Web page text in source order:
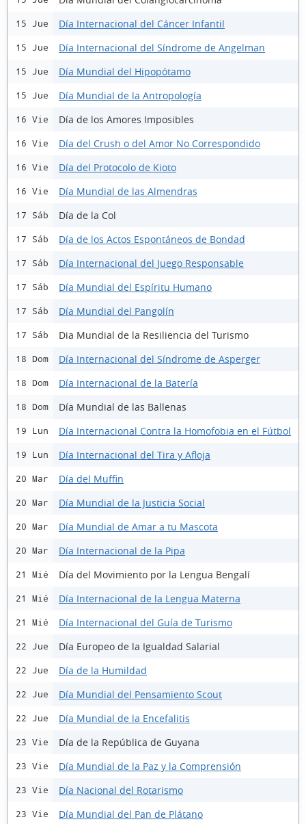
15 Jue Día Internacional del Cáncer Infantil
15 Jue Día Internacional del Síndrome de Angelman
15 Jue Día Mundial del Hipopótamo
15 Jue Día Mundial de la Antropología
16 Vie Día de los Amores Imposibles
16 Vie Día del Crush o del Amor No Correspondido
16 Vie Día del Protocolo de Kioto
16 Vie Día Mundial de las Almendras
17 Sáb Día de la Col
17 Sáb Día de los Actos Espontáneos de Bondad
17 Sáb Día Internacional del Juego Responsable
17 Sáb Día Mundial del Espíritu Humano
17 Sáb Día Mundial del Pangolín
17 Sáb Dia Mundial de la Resiliencia del Turismo
18 Dom Día Internacional del Síndrome de Asperger
18 Dom Día Internacional de la Batería
18 Dom Día Mundial de las Ballenas
19 Lun Día Internacional Contra la Homofobia en el Fútbol
19 Lun Día Internacional del Tira y Afloja
20 Mar Día del Muffin
20 Mar Día Mundial de la Justicia Social
20 Mar Día Mundial de Amar a tu Mascota
20 Mar Día Internacional de la Pipa
21 Mié Día del Movimiento por la Lengua Bengalí
21 Mié Día Internacional de la Lengua Materna
21 Mié Día Internacional del Guía de Turismo
22 Jue Día Europeo de la Igualdad Salarial
22 Jue Día de la Humildad
22 Jue Día Mundial del Pensamiento Scout
22 Jue Día Mundial de la Encefalitis
23 Vie Día de la República de Guyana
23 Vie Día Mundial de la Paz y la Comprensión
23 Vie Día Nacional del Rotarismo
23 Vie Día Mundial del Pan de Plátano